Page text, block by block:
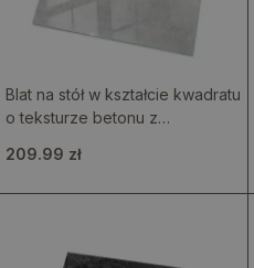
Blat na stół w kształcie kwadratu
o teksturze betonu z
209.99 zł